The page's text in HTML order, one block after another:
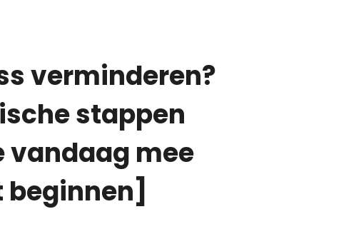
verminderen?
stappen
vandaag mee
beginnen]